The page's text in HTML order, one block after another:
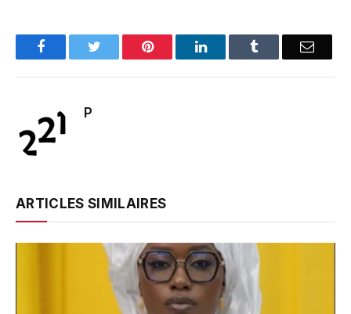
FacebookTwitter Pinterest LinkedInTumblr Email
P
ARTICLES SIMILAIRES